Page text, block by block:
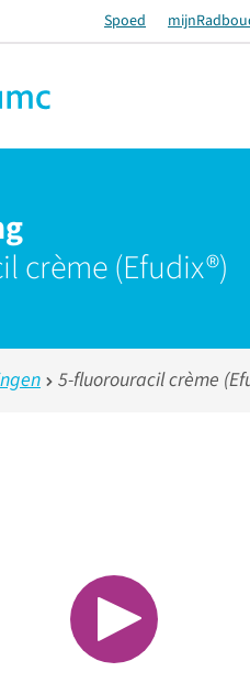
Spoed
crème (Efudix®)
5-fluorouracil crème